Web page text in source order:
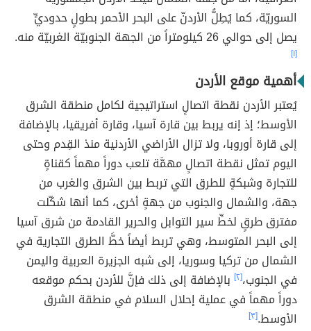
السوريّة، كما يُطِلُّ الأردنّ على البحر الأحمر بطولٍ حدوديٍّ
يصل إلى حوالي 26 كيلومتراً من الجهة الجنوبيّة الغربيّة منه.
[١]
أهمية موقع الأردن
يُعتبر الأردن نقطة اتصالٍ استراتيجية لكامل منطقة الشرق
الأوسط؛ إذ إنه يربط بين قارة آسيا، وقارة أفريقيا، بالإضافة
إلى قارة أوروبا، ولا تزال الأراضي الأردنية منذ القِدم وحتى
اليوم تمثل نقطة اتصالٍ مهمَّة تلعب دوراً مهماً كقناةٍ
للتجارة وشبكةٍ للطرق التي تربط بين الشرق والغرب من
جهة، والشمال والجنوب من جهةٍ أخرى، كما أنها شكّلت
مفترق طرقٍ لخطِّ سير التوابل والحرير القادمة من شرق آسيا
إلى البحر المتوسط، وهي تربط أيضاً خطَّ الطرق التجارية في
الشمال من تركيا وسوريا، إلى شبه الجزيرة العربية واليمن
في الجنوب،[٢]
بالإضافة إلى ذلك فإنَّ للأردن بحكم موقعه
دوراً مهماً في عملية إحلال السلام في منطقة الشرق
الأوسط.[٣]